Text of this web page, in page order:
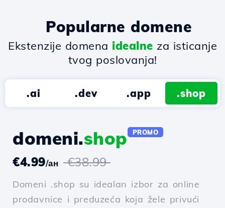
Popularne domene
Ekstenzije domena idealne za isticanje
tvog poslovanja!
.ai .dev .app .shop
domeni.shop PROMO
€4.99/ан €38.99
Domeni .shop su idealan izbor za online
prodavnice i preduzeća koja žele privući